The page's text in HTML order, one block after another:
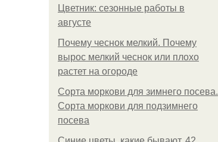
Цветник: сезонные работы в
августе
Почему чеснок мелкий. Почему
вырос мелкий чеснок или плохо
растет на огороде
Сорта моркови для зимнего посева.
Сорта моркови для подзимнего
посева